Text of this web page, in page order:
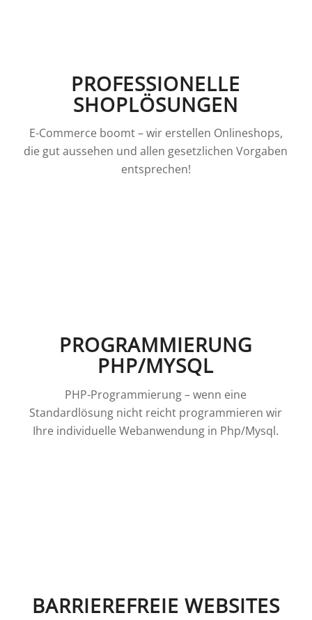
PROFESSIONELLE
SHOPLÖSUNGEN
E-Commerce boomt – wir erstellen Onlineshops,
die gut aussehen und allen gesetzlichen Vorgaben
entsprechen!
PROGRAMMIERUNG
PHP/MYSQL
PHP-Programmierung – wenn eine
Standardlösung nicht reicht programmieren wir
Ihre individuelle Webanwendung in Php/Mysql.
BARRIEREFREIE WEBSITES